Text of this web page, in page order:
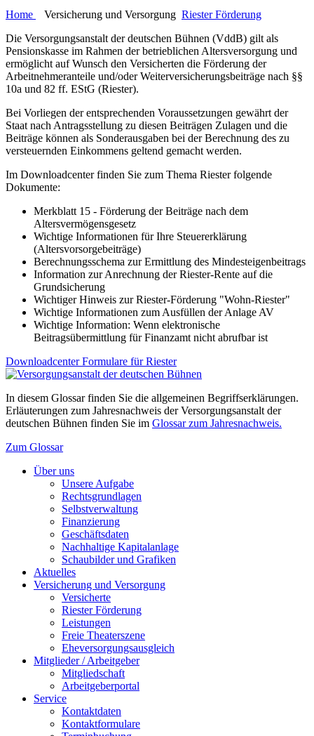
Home Versicherung und Versorgung Riester Förderung
Die Versorgungsanstalt der deutschen Bühnen (VddB) gilt als
Pensionskasse im Rahmen der betrieblichen Altersversorgung und
ermöglicht auf Wunsch den Versicherten die Förderung der
Arbeitnehmeranteile und/oder Weiterversicherungsbeiträge nach §§
10a und 82 ff. EStG (Riester).
Bei Vorliegen der entsprechenden Voraussetzungen gewährt der
Staat nach Antragsstellung zu diesen Beiträgen Zulagen und die
Beiträge können als Sonderausgaben bei der Berechnung des zu
versteuernden Einkommens geltend gemacht werden.
Im Downloadcenter finden Sie zum Thema Riester folgende
Dokumente:
Merkblatt 15 - Förderung der Beiträge nach dem
Altersvermögensgesetz
Wichtige Informationen für Ihre Steuererklärung
(Altersvorsorgebeiträge)
Berechnungsschema zur Ermittlung des Mindesteigenbeitrags
Information zur Anrechnung der Riester-Rente auf die
Grundsicherung
Wichtiger Hinweis zur Riester-Förderung "Wohn-Riester"
Wichtige Informationen zum Ausfüllen der Anlage AV
Wichtige Information: Wenn elektronische
Beitragsübermittlung für Finanzamt nicht abrufbar ist
Downloadcenter Formulare für Riester
In diesem Glossar finden Sie die allgemeinen Begriffserklärungen.
Erläuterungen zum Jahresnachweis der Versorgungsanstalt der
deutschen Bühnen finden Sie im Glossar zum Jahresnachweis.
Zum Glossar
Über uns
Unsere Aufgabe
Rechtsgrundlagen
Selbstverwaltung
Finanzierung
Geschäftsdaten
Nachhaltige Kapitalanlage
Schaubilder und Grafiken
Aktuelles
Versicherung und Versorgung
Versicherte
Riester Förderung
Leistungen
Freie Theaterszene
Eheversorgungsausgleich
Mitglieder / Arbeitgeber
Mitgliedschaft
Arbeitgeberportal
Service
Kontaktdaten
Kontaktformulare